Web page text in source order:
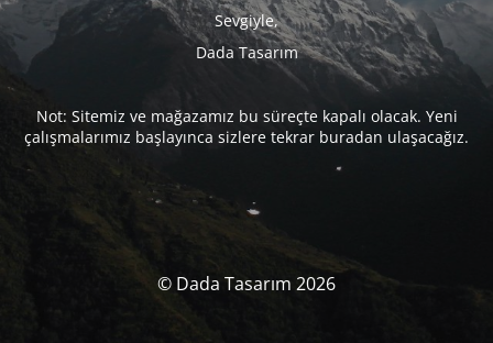
Sevgiyle,
Dada Tasarım
Not: Sitemiz ve mağazamız bu süreçte kapalı olacak. Yeni
çalışmalarımız başlayınca sizlere tekrar buradan ulaşacağız.
© Dada Tasarım 2026